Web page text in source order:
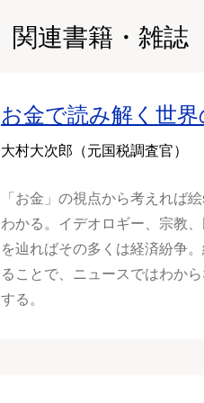
関連書籍・雑誌
お金で読み解く世
大村大次郎（元国税調査官）
「お金」の視点から考えれば
わかる。イデオロギー、宗教
を辿ればその多くは経済紛争
ることで、ニュースではわか
する。